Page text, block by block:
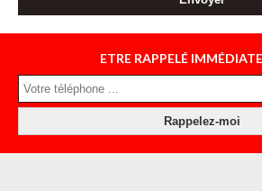
ETRE RAPPELÉ